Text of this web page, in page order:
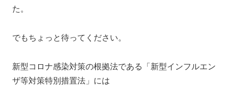
た。
でもちょっと待ってください。
新型コロナ感染対策の根拠法である「新型インフルエン
ザ等対策特別措置法」には